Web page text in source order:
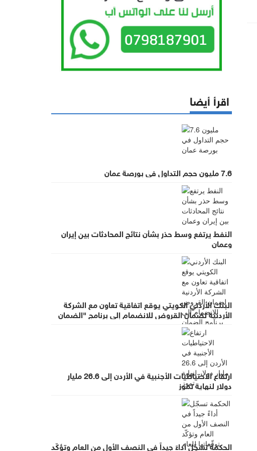
اقرأ أيضا
7.6 مليون حجم التداول في بورصة عمان
النفط يرتفع وسط حذر بشأن نتائج المحادثات بين إيران
وعمان
البنك الأردني الكويتي يوقع اتفاقية تعاون مع الشركة
الأردنية لضمان القروض للانضمام إلى برنامج "الضمان
من أجل التوظيف"
ارتفاع الاحتياطيات الأجنبية في الأردن إلى 26.6 مليار
دولار لنهاية تموز
الحكمة تسجّل أداءً جيداً في النصف الأول من العام وتؤكّد